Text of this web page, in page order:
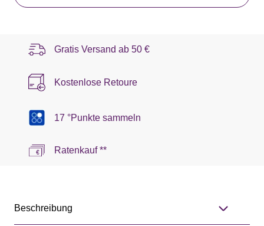
Gratis Versand ab 50 €
Kostenlose Retoure
17 °Punkte sammeln
Ratenkauf **
Beschreibung